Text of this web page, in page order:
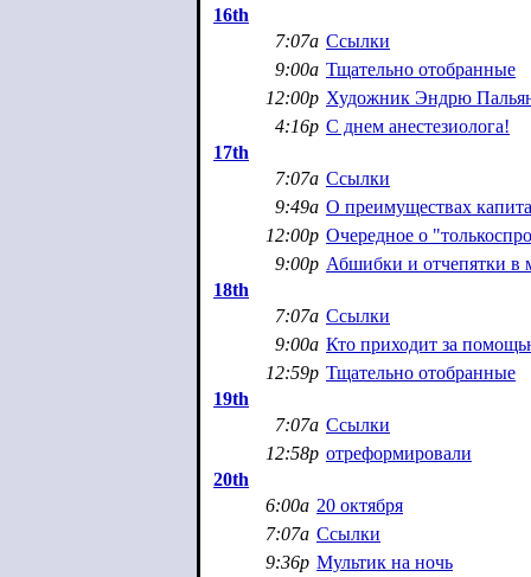
16th
7:07a Ссылки
9:00a Тщательно отобранные
12:00p Художник Эндрю
4:16p С днем анестезиолога!
17th
7:07a Ссылки
9:49a О преимуществах
12:00p Очередное о
9:00p Абшибки и отчепятки
18th
7:07a Ссылки
9:00a Кто приходит за
12:59p Тщательно отобранные
19th
7:07a Ссылки
12:58p отреформировали
20th
6:00a 20 октября
7:07a Ссылки
9:36p Мультик на ночь